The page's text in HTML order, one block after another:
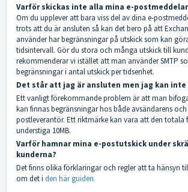
Varför skickas inte alla mina e-
Om du upplever att bara viss del av dina e-
trots att du är ansluten så kan det bero på att
använder har begränsningar på utskick som kan
tidsintervall. Gör du stora och många utskick till
rekommenderar vi istället att man använder SMTP
begränsningar i antal utskick per tidsenhet.
Det står att jag är ansluten men jag kan inte
Ett vanligt förekommande problem är att man
kan finnas begränsningar hos både avsändarens
postleverantör. Ett riktmärke kan vara att den totala
understiga 10MB.
Varför hamnar mina e-postutskick under
kunderna?
Det finns olika förklaringar och regler att ta hänsyn
om det i den här guiden.